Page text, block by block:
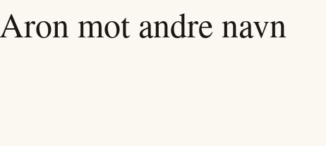
Aron mot andre navn